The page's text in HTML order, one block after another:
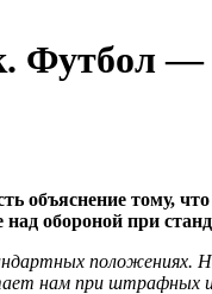
Футбол —
объяснение тому,
обороной при
положениях.
нам при штрафных и